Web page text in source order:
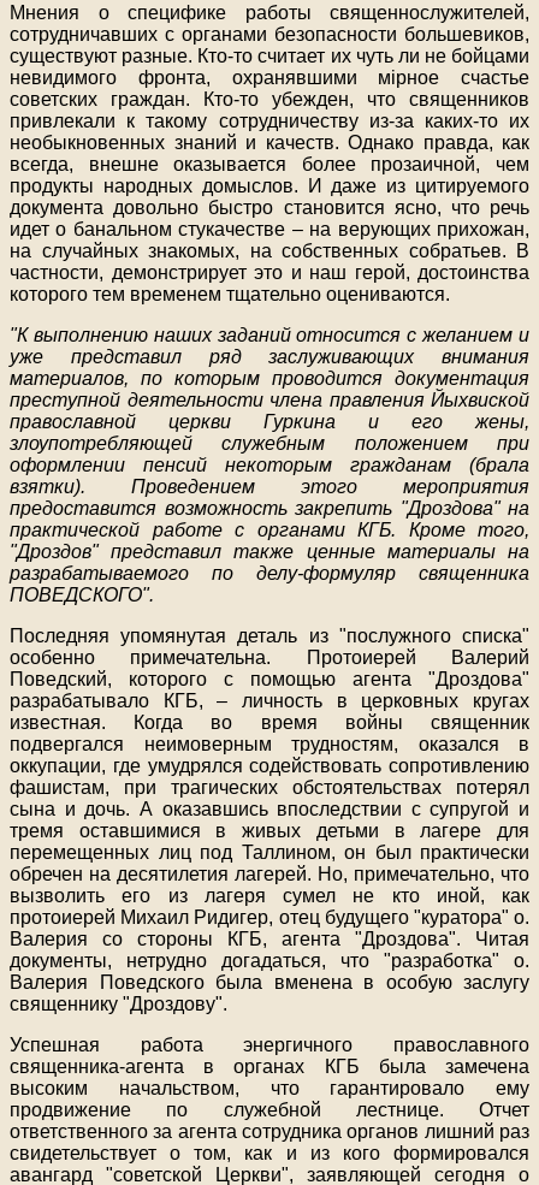
Мнения о специфике работы священнослужителей,
сотрудничавших с органами безопасности большевиков,
существуют разные. Кто-то считает их чуть ли не бойцами
невидимого фронта, охранявшими мiрное счастье
советских граждан. Кто-то убежден, что священников
привлекали к такому сотрудничеству из-за каких-то их
необыкновенных знаний и качеств. Однако правда, как
всегда, внешне оказывается более прозаичной, чем
продукты народных домыслов. И даже из цитируемого
документа довольно быстро становится ясно, что речь
идет о банальном стукачестве – на верующих прихожан,
на случайных знакомых, на собственных собратьев. В
частности, демонстрирует это и наш герой, достоинства
которого тем временем тщательно оцениваются.
"К выполнению наших заданий относится с желанием и
уже представил ряд заслуживающих внимания
материалов, по которым проводится документация
преступной деятельности члена правления Йыхвиской
православной церкви Гуркина и его жены,
злоупотребляющей служебным положением при
оформлении пенсий некоторым гражданам (брала
взятки). Проведением этого мероприятия
предоставится возможность закрепить "Дроздова" на
практической работе с органами КГБ. Кроме того,
"Дроздов" представил также ценные материалы на
разрабатываемого по делу-формуляр священника
ПОВЕДСКОГО".
Последняя упомянутая деталь из "послужного списка"
особенно примечательна. Протоиерей Валерий
Поведский, которого с помощью агента "Дроздова"
разрабатывало КГБ, – личность в церковных кругах
известная. Когда во время войны священник
подвергался неимоверным трудностям, оказался в
оккупации, где умудрялся содействовать сопротивлению
фашистам, при трагических обстоятельствах потерял
сына и дочь. А оказавшись впоследствии с супругой и
тремя оставшимися в живых детьми в лагере для
перемещенных лиц под Таллином, он был практически
обречен на десятилетия лагерей. Но, примечательно, что
вызволить его из лагеря сумел не кто иной, как
протоиерей Михаил Ридигер, отец будущего "куратора" о.
Валерия со стороны КГБ, агента "Дроздова". Читая
документы, нетрудно догадаться, что "разработка" о.
Валерия Поведского была вменена в особую заслугу
священнику "Дроздову".
Успешная работа энергичного православного
священника-агента в органах КГБ была замечена
высоким начальством, что гарантировало ему
продвижение по служебной лестнице. Отчет
ответственного за агента сотрудника органов лишний раз
свидетельствует о том, как и из кого формировался
авангард "советской Церкви", заявляющей сегодня о